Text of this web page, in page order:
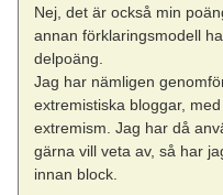
Nej, det är också min
annan förklaringsmodell
delpoäng.
Jag har nämligen
extremistiska bloggar,
extremism. Jag har då
gärna vill veta av, så har
innan block.